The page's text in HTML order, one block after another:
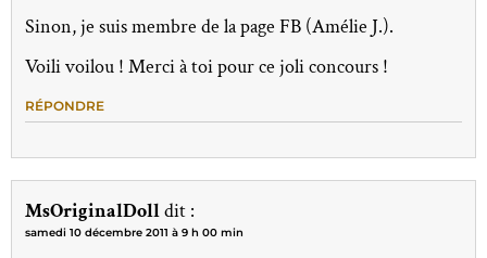
Sinon, je suis membre de la page FB (Amélie J.).
Voili voilou ! Merci à toi pour ce joli concours !
RÉPONDRE
MsOriginalDolldit :
samedi 10 décembre 2011 à 9 h 00 min